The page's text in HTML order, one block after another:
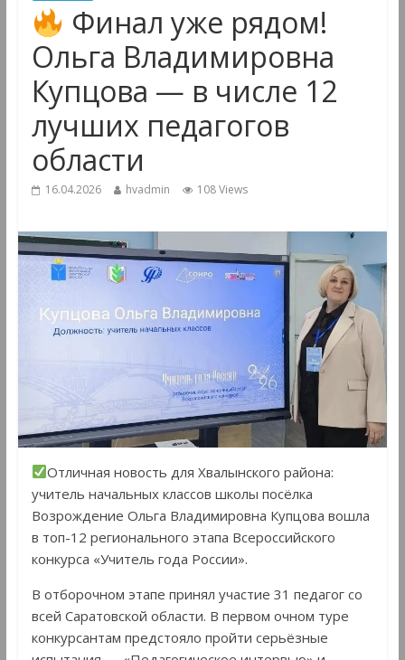
Финал уже рядом!
Ольга Владимировна
Купцова — в числе 12
лучших педагогов
области
16.04.2026 hvadmin 108 Views
Отличная новость для Хвалынского района:
учитель начальных классов школы посёлка
Возрождение Ольга Владимировна Купцова вошла
в топ-12 регионального этапа Всероссийского
конкурса «Учитель года России».
В отборочном этапе принял участие 31 педагог со
всей Саратовской области. В первом очном туре
конкурсантам предстояло пройти серьёзные